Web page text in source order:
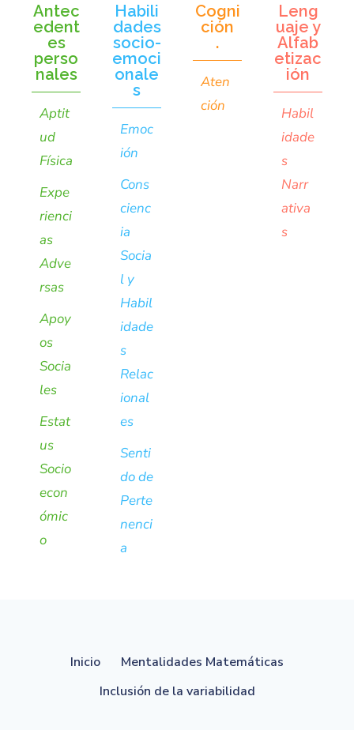
Antec
edent
es
perso
nales
Aptit
ud
Física
Expe
rienci
as
Adve
rsas
Apoy
os
Socia
les
Estat
us
Socio
econ
ómic
o
Habili
dades
socio-
emoci
onale
s
Emoc
ión
Cons
cienc
ia
Socia
l y
Habil
idade
s
Relac
ional
es
Senti
do de
Perte
nenci
a
Cogni
ción
.
Aten
ción
Leng
uaje y
Alfab
etizac
ión
Habil
idade
s
Narr
ativa
s
Inicio
Mentalidades Matemáticas
Inclusión de la variabilidad